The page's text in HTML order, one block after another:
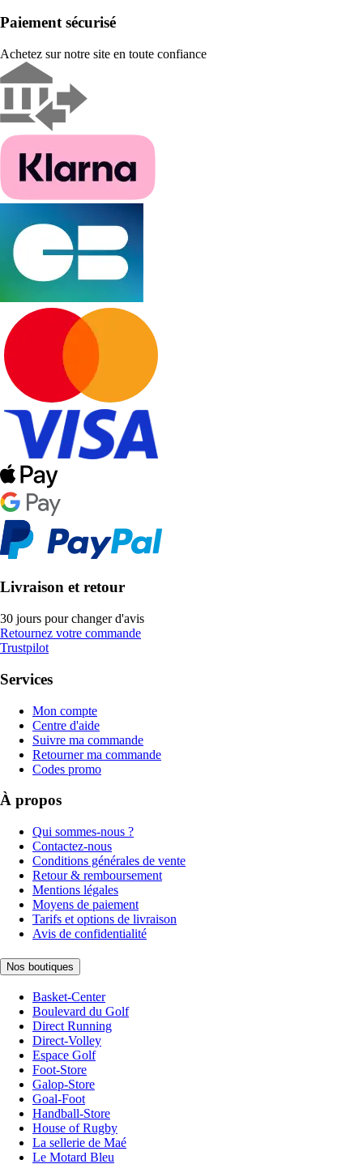
Paiement sécurisé
Achetez sur notre site en toute confiance
Livraison et retour
30 jours pour changer d'avis
Retournez votre commande
Trustpilot
Services
Mon compte
Centre d'aide
Suivre ma commande
Retourner ma commande
Codes promo
À propos
Qui sommes-nous ?
Contactez-nous
Conditions générales de vente
Retour & remboursement
Mentions légales
Moyens de paiement
Tarifs et options de livraison
Avis de confidentialité
Nos boutiques
Basket-Center
Boulevard du Golf
Direct Running
Direct-Volley
Espace Golf
Foot-Store
Galop-Store
Goal-Foot
Handball-Store
House of Rugby
La sellerie de Maé
Le Motard Bleu